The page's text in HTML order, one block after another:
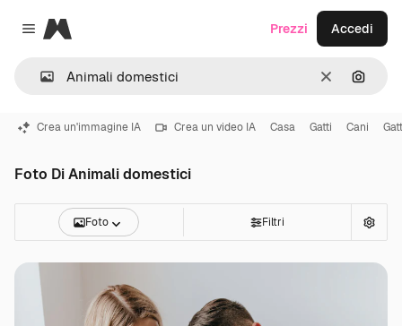
Close menu
Magnific
CancellaCerca
Prezzi Accedi
Crea un'immagine IA Crea un video IA Casa Gatti Cani
Foto Di Animali domestici
Foto Filtri